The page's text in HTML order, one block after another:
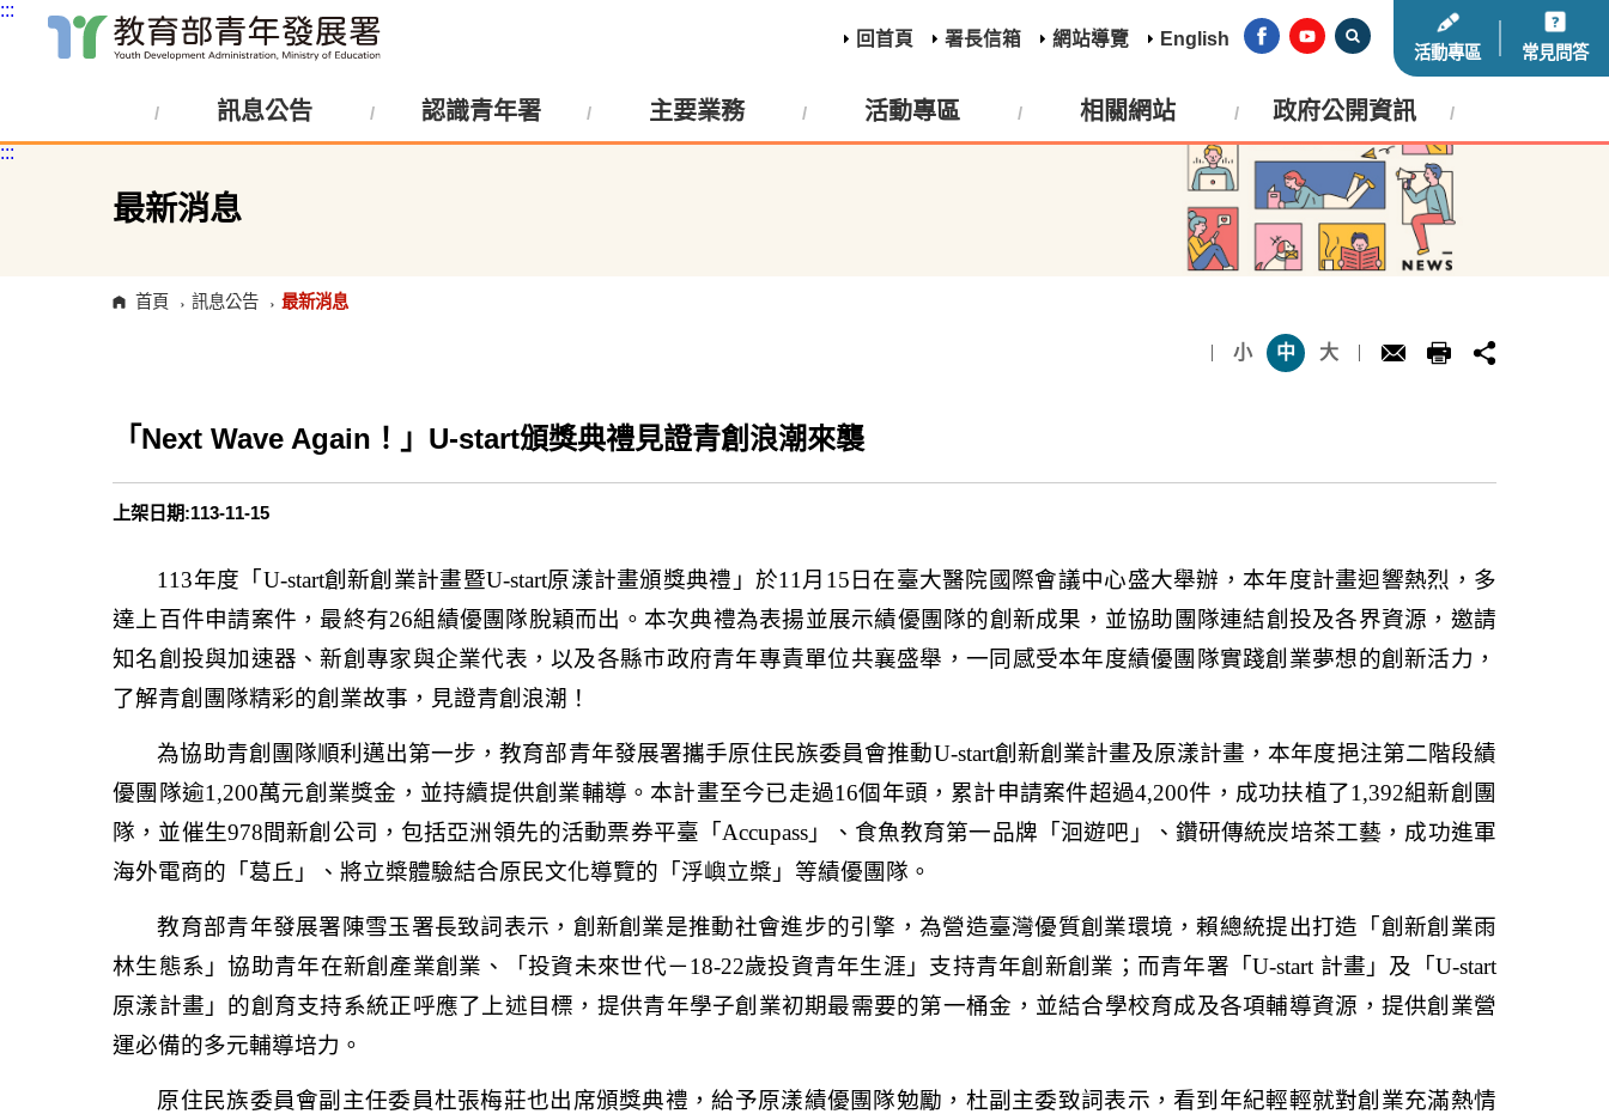
容
:::
回首頁
署長信箱 網站導覽 English
活動專區 常見問答
訊息公告 認識青年署 主要業務 活動專區 相關網站 政府公開資訊
:::
最新消息
首頁 訊息公告 最新消息
小 中 大
「Next Wave Again！」U-start頒獎典禮見證青創浪潮來襲
上架日期:113-11-15
113年度「U-start創新創業計畫暨U-start原漾計畫頒獎典禮」於11 月 15日在臺大醫院國際會議中心盛大舉辦，本年度計畫迴響熱烈，多
達上百件申請案件，最終有26組績優團隊脫穎而出。本次典禮為表揚並展示績優團隊的創新成果，並協助團隊連結創投及各界資源，邀請
知名創投與加速器、新創專家與企業代表，以及各縣市政府青年專責單位共襄盛舉，一同感受本年度績優團隊實踐創業夢想的創新活力，
了解青創團隊精彩的創業故事，見證青創浪潮！
為協助青創團隊順利邁出第一步，教育部青年發展署攜手原住民族委員會推動U-start創新創業計畫及原漾計畫，本年度挹注第二階段績
優團隊逾1,200萬元創業獎金，並持續提供創業輔導。本計畫至今已走過16個年頭，累計申請案件超過4,200件，成功扶植了1,392組新創團
隊，並催生978間新創公司，包括亞洲領先的活動票券平臺「Accupass 」、食魚教育第一品牌「洄遊吧」、鑽研傳統炭培茶工藝，成功進軍
海外電商的「葛丘」、將立槳體驗結合原民文化導覽的「浮嶼立槳」等績優團隊。
教育部青年發展署陳雪玉署長致詞表示，創新創業是推動社會進步的引擎，為營造臺灣優質創業環境，賴總統提出打造「創新創業雨
林生態系」協助青年在新創產業創業、「投資未來世代－18-22歲投資青年生涯」支持青年創新創業；而青年署「U-start 計畫」及「U-start
原漾計畫」的創育支持系統正呼應了上述目標，提供青年學子創業初期最需要的第一桶金，並結合學校育成及各項輔導資源，提供創業營
運必備的多元輔導培力。
原住民族委員會副主任委員杜張梅莊也出席頒獎典禮，給予原漾績優團隊勉勵，杜副主委致詞表示，看到年紀輕輕就對創業充滿熱情